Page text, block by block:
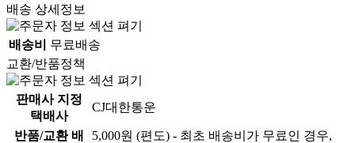
배송 상세정보
배송비
무료배송
교환/반품정책
판매사 지정
택배사
CJ대한통운
반품/교환 배
5,000원 (편도) - 최초 배송비가 무료인 경우,